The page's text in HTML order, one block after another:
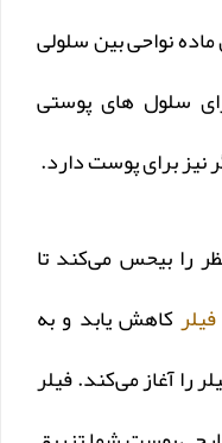
نواحی بین سلولی
سلول های پوستی
نیز برای پوست دارد.
را بیحس می‌کند تا
کاهش یابد و به
را آغاز می‌کند. فیلر